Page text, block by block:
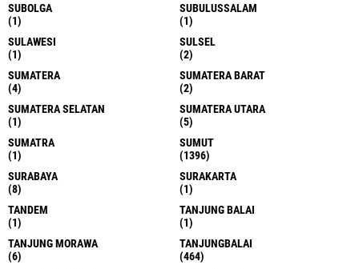
SUBOLGA
(1)
SUBULUSSALAM
(1)
SULAWESI
(1)
SULSEL
(2)
SUMATERA
(4)
SUMATERA BARAT
(2)
SUMATERA SELATAN
(1)
SUMATERA UTARA
(5)
SUMATRA
(1)
SUMUT
(1396)
SURABAYA
(8)
SURAKARTA
(1)
TANDEM
(1)
TANJUNG BALAI
(1)
TANJUNG MORAWA
(6)
TANJUNGBALAI
(464)